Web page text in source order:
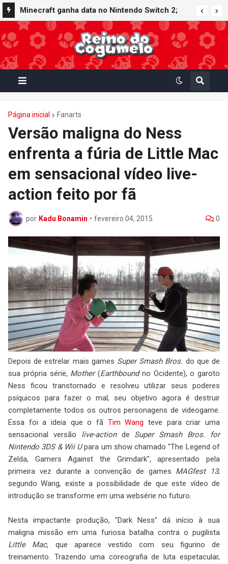
Minecraft ganha data no Nintendo Switch 2;
Super Mario Mash-Up receberá atualização
gráfica exclusiva
Página inicial Fanarts
Versão maligna do Ness
enfrenta a fúria de Little Mac
em sensacional vídeo live-
action feito por fã
por Kadu Bonamin • fevereiro 04, 2015 0
Depois de estrelar mais games Super Smash Bros. do que de
sua própria série, Mother(Earthboundno Ocidente), o garoto
Ness ficou transtornado e resolveu utilizar seus poderes
psíquicos para fazer o mal; seu objetivo agora é destruir
completamente todos os outros personagens de videogame.
Essa foi a ideia que o fã Tim Wang teve para criar uma
sensacional versão live-actionde Super Smash Bros. for
Nintendo 3DS & Wii Upara um show chamado "The Legend of
Zelda, Gamers Against the Grimdark", apresentado pela
primeira vez durante a convenção de games MAGfest 13;
segundo Wang, existe a possibilidade de que este vídeo de
introdução se transforme em uma websérie no futuro.
Nesta impactante produção, "Dark Ness" dá início à sua
maligna missão em uma furiosa batalha contra o pugilista
Little Mac, que aparece vestido com seu figurino de
treinamento. Trazendo uma coreografia de luta espetacular,